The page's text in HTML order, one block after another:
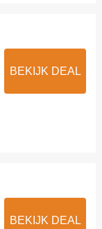
BEKIJK DEAL
BEKIJK DEAL